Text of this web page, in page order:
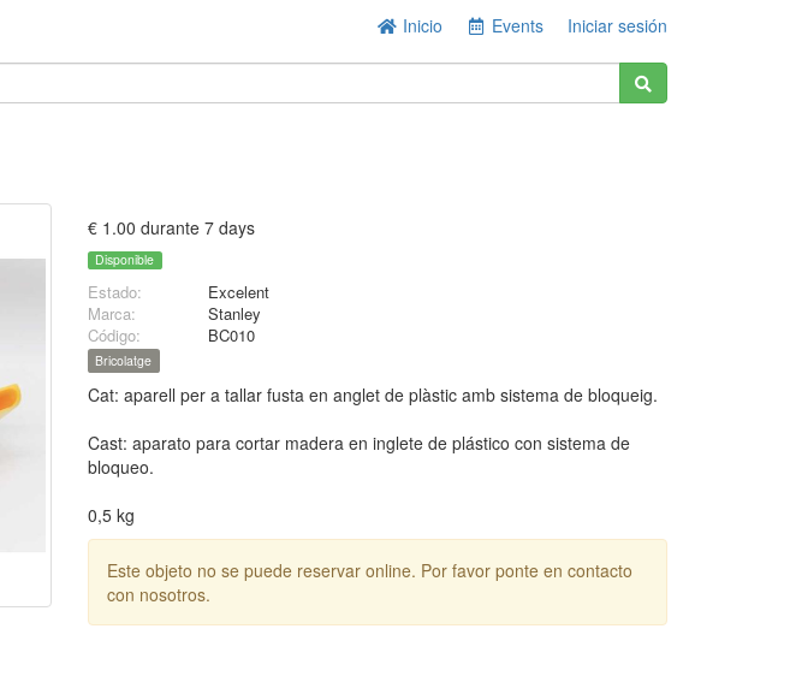
Inicio Events Iniciar sesión
€ 1.00 durante 7 days
Disponible
Estado:
Excelent
Marca:
Stanley
Código:
BC010
Bricolatge
Cat: aparell per a tallar fusta en anglet de plàstic amb sistema de bloqueig.
Cast: aparato para cortar madera en inglete de plástico con sistema de
bloqueo.
0,5 kg
Este objeto no se puede reservar online. Por favor ponte en contacto
con nosotros.